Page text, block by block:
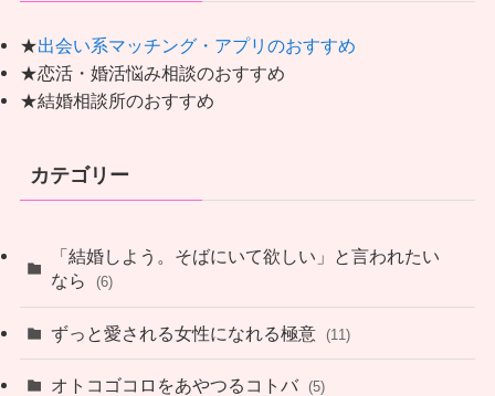
★出会い系マッチング・アプリのおすすめ
★恋活・婚活悩み相談のおすすめ
★結婚相談所のおすすめ
カテゴリー
「結婚しよう。そばにいて欲しい」と言われたい
なら
(6)
ずっと愛される女性になれる極意 (11)
オトコゴコロをあやつるコトバ (5)